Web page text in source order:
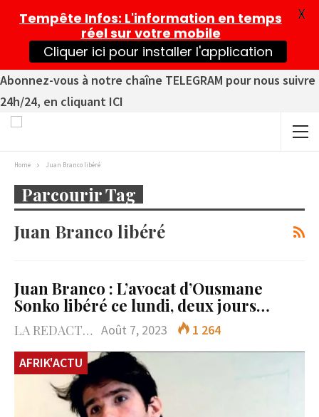
Abonnez-vous à notre chaîne TELEGRAM pour nous suivre
24h/24, en cliquant ICI
Home Juan Branco libéré
Parcourir Tag
Juan Branco libéré
Juan Branco : L’avocat d’Ousmane
Sonko libéré ce lundi, deux jours…
LA REDACTION Août 7, 2023
1 264
AFRIK'ACTU
Tempête Infos: L'information en temps
réel sur votre mobile
Cliquer ici pour installer l'application
X